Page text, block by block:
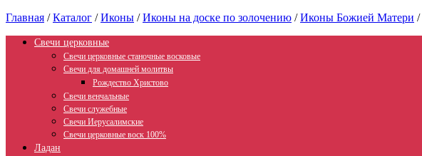
Главная /Каталог /Иконы /Иконы на доске по золочению /Иконы Божией Матери /
Свечи церковные
Свечи церковные станочные восковые
Свечи для домашней молитвы
Рождество Христово
Свечи венчальные
Свечи служебные
Свечи Иерусалимские
Свечи церковные воск 100%
Ладан